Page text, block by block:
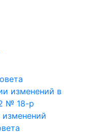
изменений в
№ 18-р